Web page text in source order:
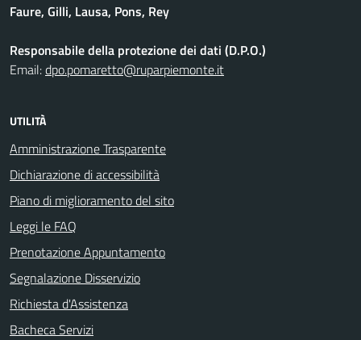
Faure, Gilli, Lausa, Pons, Rey
Responsabile della protezione dei dati (D.P.O.)
Email:dpo.pomaretto@ruparpiemonte.it
UTILITÀ
Amministrazione Trasparente
Dichiarazione di accessibilità
Piano di miglioramento del sito
Leggi le FAQ
Prenotazione Appuntamento
Segnalazione Disservizio
Richiesta d'Assistenza
Bacheca Servizi